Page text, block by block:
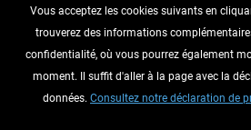
RENONCER AU CONTRAT ICI
INFORMATIONS
NE MANQUEZ PAS LES
Vous acceptez les cookies suivants en
trouverez des informations
confidentialité, où vous pourrez également
moment. Il suffit d'aller à la page avec la
données. Consultez notre déclaration de